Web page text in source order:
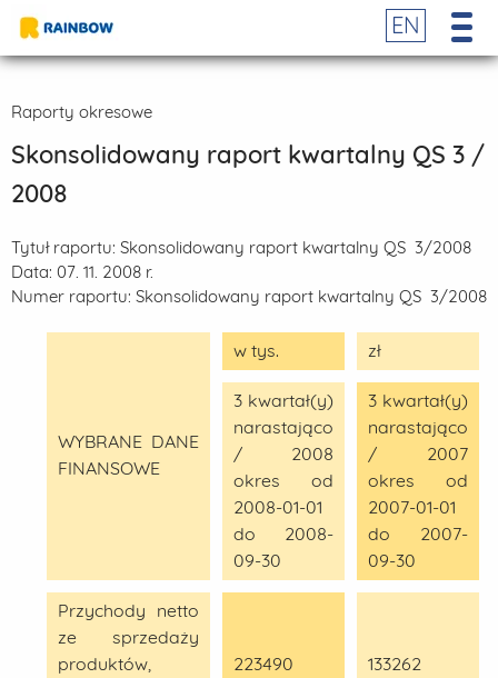
EN
Raporty okresowe
Skonsolidowany raport kwartalny QS 3 /
2008
Tytuł raportu: Skonsolidowany raport kwartalny QS 3/2008
Data: 07. 11. 2008 r.
Numer raportu: Skonsolidowany raport kwartalny QS 3/2008
WYBRANE DANE
FINANSOWE
w tys. zł
3 kwartał(y)
narastająco
/ 2008
okres od
2008-01-01
do 2008-
09-30
3 kwartał(y)
narastająco
/ 2007
okres od
2007-01-01
do 2007-
09-30
Przychody netto
ze sprzedaży
produktów,
223490 133262